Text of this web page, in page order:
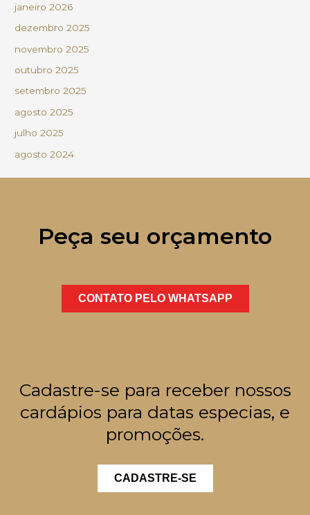
janeiro 2026
dezembro 2025
novembro 2025
outubro 2025
setembro 2025
agosto 2025
julho 2025
agosto 2024
Peça seu orçamento
CONTATO PELO WHATSAPP
Cadastre-se para receber nossos
cardápios para datas especias, e
promoções.
CADASTRE-SE